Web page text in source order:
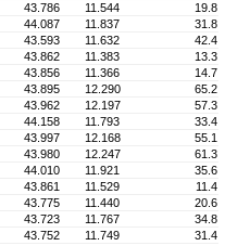
43.786 11.544
19.8
44.087 11.837
31.8
43.593 11.632
42.4
43.862 11.383
13.3
43.856 11.366
14.7
43.895 12.290
65.2
43.962 12.197
57.3
44.158 11.793
33.4
43.997 12.168
55.1
43.980 12.247
61.3
44.010 11.921
35.6
43.861 11.529
11.4
43.775 11.440
20.6
43.723 11.767
34.8
43.752 11.749
31.4